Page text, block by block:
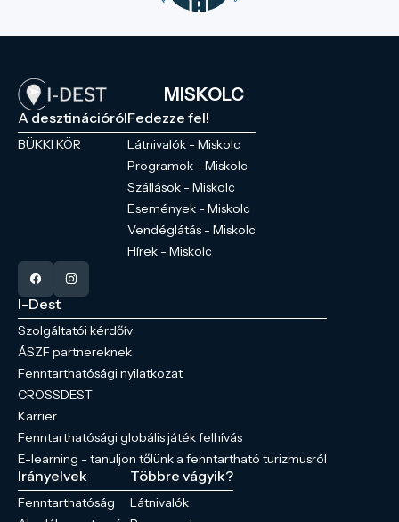
MISKOLC
A desztinációról
BÜKKI KÖR
Fedezze fel!
Látnivalók - Miskolc
Programok - Miskolc
Szállások - Miskolc
Események - Miskolc
Vendéglátás - Miskolc
Hírek - Miskolc
I-Dest
Szolgáltatói kérdőív
ÁSZF partnereknek
Fenntarthatósági nyilatkozat
CROSSDEST
Karrier
Fenntarthatósági globális játék felhívás
E-learning - tanuljon tőlünk a fenntartható turizmusról
Irányelvek
Fenntarthatóság
Többre vágyik?
Látnivalók